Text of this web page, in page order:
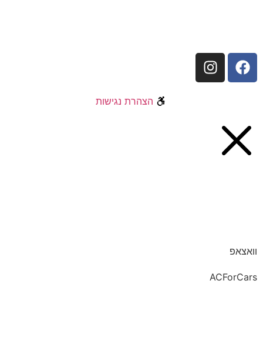
הצהרת נגישות
וואצאפ
ACForCars